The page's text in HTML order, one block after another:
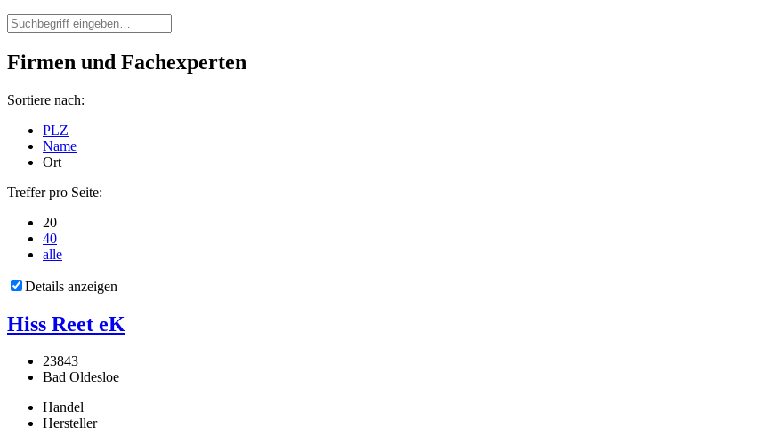
Firmen und Fachexperten
Sortiere nach:
PLZ
Name
Ort
Treffer pro Seite:
20
40
alle
Details anzeigen
Hiss Reet eK
23843
Bad Oldesloe
Handel
Hersteller